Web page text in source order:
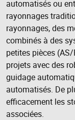
automatisés ou
rayonnages
rayonnages, des
combinés à des
petites pièces
projets avec des
guidage
automatisés. De
efficacement les
associées.